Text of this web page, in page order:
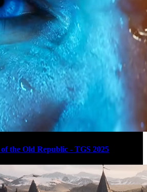
the Old Republic - TGS 2025